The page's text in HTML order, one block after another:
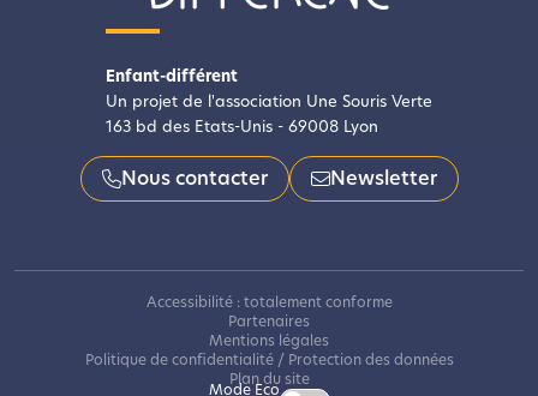
Enfant-différent
Un projet de l'association Une Souris Verte
163 bd des Etats-Unis - 69008 Lyon
Nous contacter Newsletter
Accessibilité : totalement conforme
Partenaires
Mentions légales
Politique de confidentialité / Protection des données
Plan du site
Mode Eco